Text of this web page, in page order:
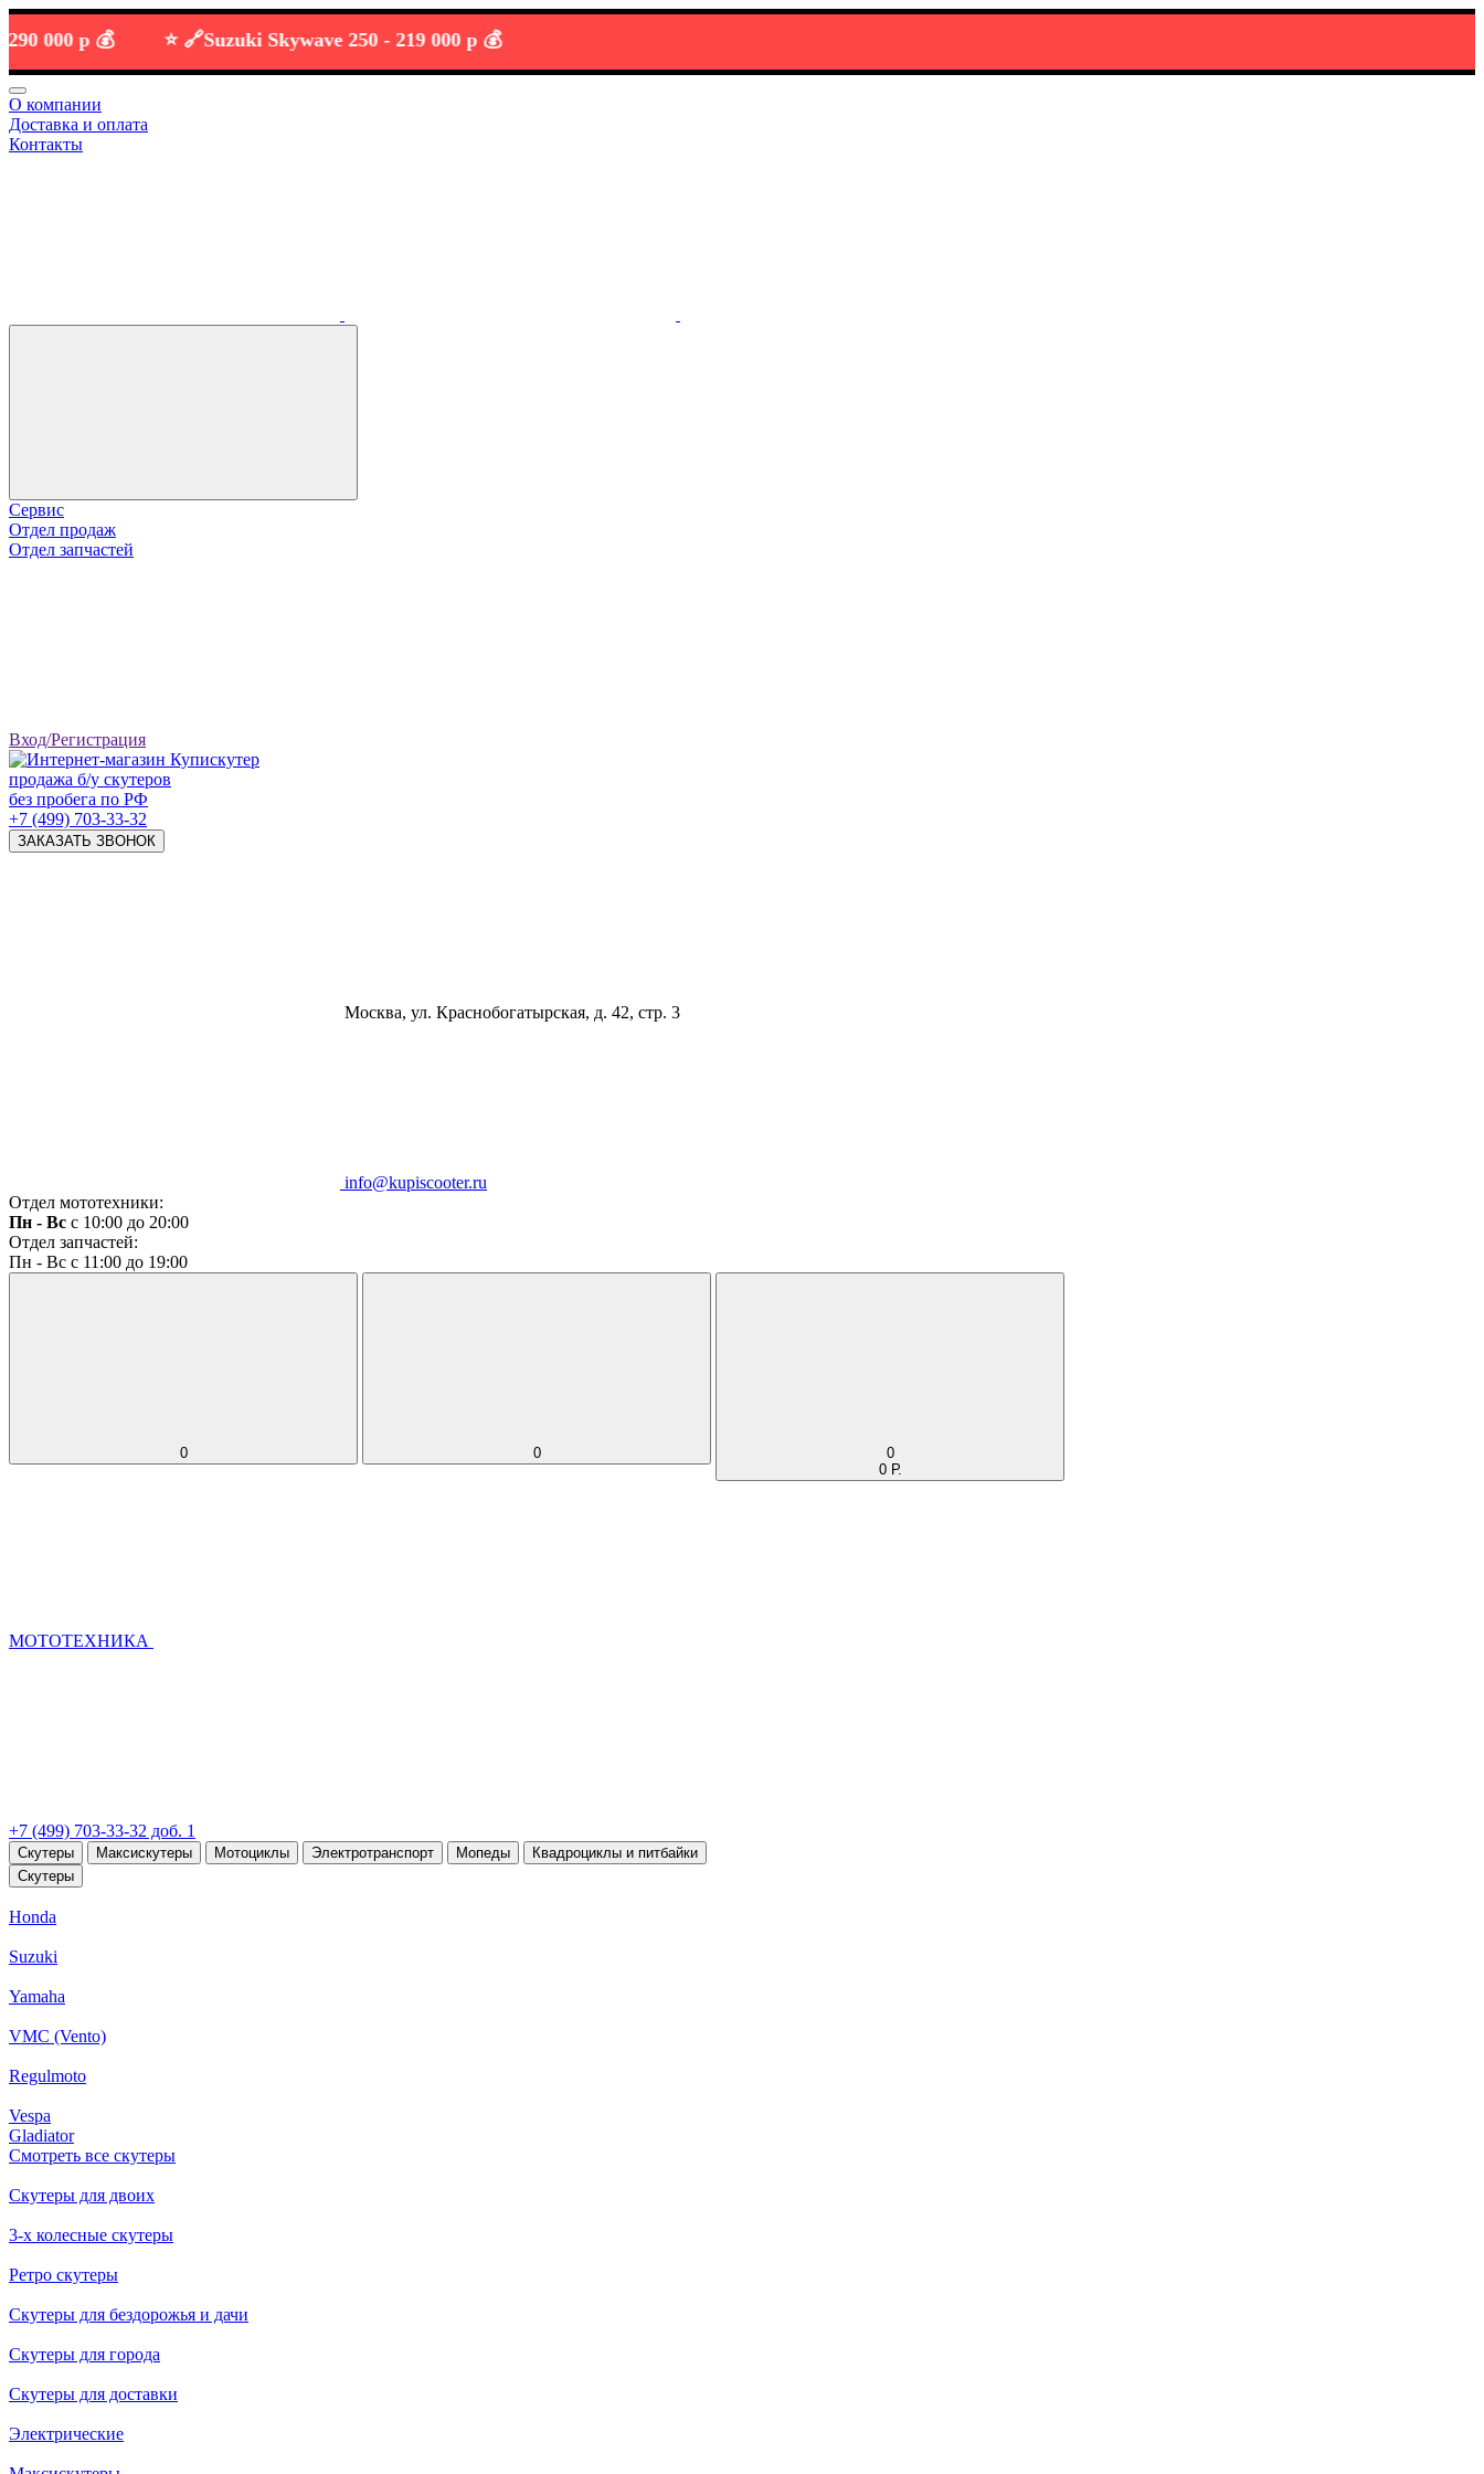
р 💰 Suzuki Skywave 250 -219 000 р 💰
О компании
Доставка и оплата
Контакты
Сервис
Отдел продаж
Отдел запчастей
Вход/Регистрация
продажа б/у скутеров
без пробега по РФ
+7 (499) 703-33-32
ЗАКАЗАТЬ ЗВОНОК
Москва, ул. Краснобогатырская, д. 42, стр. 3
info@kupiscooter.ru
Отдел мототехники:
Пн - Вс с 10:00 до 20:00
Отдел запчастей:
Пн - Вс с 11:00 до 19:00
0 0
0
0 Р.
МОТОТЕХНИКА
+7 (499) 703-33-32 доб. 1
Скутеры Максискутеры Мотоциклы Электротранспорт Мопеды
Квадроциклы и питбайки
Скутеры
Honda
Suzuki
Yamaha
VMC (Vento)
Regulmoto
Vespa
Gladiator
Смотреть все скутеры
Скутеры для двоих
3-х колесные скутеры
Ретро скутеры
Скутеры для бездорожья и дачи
Скутеры для города
Скутеры для доставки
Электрические